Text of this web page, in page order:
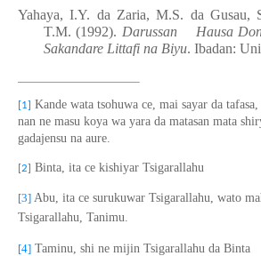
Yahaya, I.Y. da Zaria, M.S. da Gusau,
T.M. (1992). Darussan Hausa
Sakandare Littafi na Biyu. Ibadan:
[1] Kande wata tsohuwa ce, mai sayar da
nan ne masu koya wa yara da matasan mata
gadajensu na aure.
[2] Binta, ita ce kishiyar Tsigarallahu
[3] Abu, ita ce surukuwar Tsigarallahu, wato
Tsigarallahu, Tanimu.
[4] Taminu, shi ne mijin Tsigarallahu da Binta